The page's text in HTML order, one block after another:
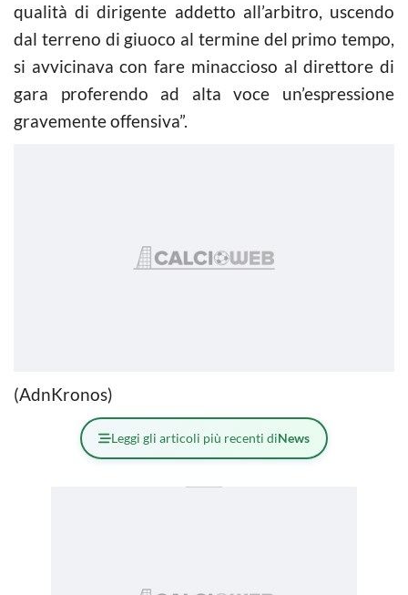
qualità di dirigente addetto all’arbitro, uscendo
dal terreno di giuoco al termine del primo tempo,
si avvicinava con fare minaccioso al direttore di
gara proferendo ad alta voce un’espressione
gravemente offensiva”.
(AdnKronos)
Leggi gli articoli più recenti diNews